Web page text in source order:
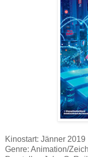
Kinostart: Jänner 2019
Genre: Animation/